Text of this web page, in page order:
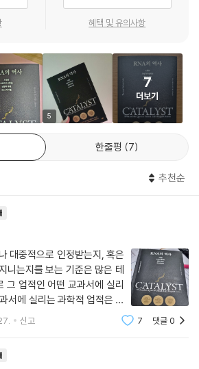
결국 DNA의 그림자를 벗어나 어마어마한 잠
후로 RNA와 관련된 획기적 발전을 이끈 과
받았다. 2005년부터는 RNA 연구를 다룬 학술
늘어났다. 〈네이처〉지에 실린 최근 기사는
기반 의약품이 400여 종에 달한다고 보고했
억 달러 이상의 사모펀드가 RNA 연구 중심의
었다. 생명과학 분야에서 과거의 초점이 DNA
을 기반으로 만들어진 결과물이다!
자들의 발견의 여정을 뒤쫓으며, RNA의 놀라
초창기 실험에서부터 RNA가 세포 반응을 촉
패러다임을 바꾸는 발견, 그리고 최신 생명공
을 통해 우리는 RNA를 활용해 생명의 암호를
데믹 때 수백만 명을 살린 혁신적인 mRNA 백
등 생명공학의 혁신적 발전을 살펴볼 수 있
혜택 및 유의사항
5
7
더보기
한줄평 7
추천순
대중적으로 인정받는지, 혹은
니는지를 보는 기준은 많은 테
그 업적인 어떤 교과서에 실리
서에 실리는 과학적 업적은 그
는 과학적 ‘사실’이다. 그 다음
중고등학교 교과서에 실리는
신고 7 댓글0